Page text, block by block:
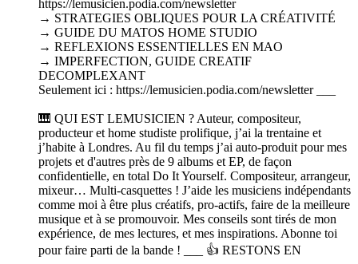
https://lemusicien.podia.com/newsletter
→ STRATEGIES OBLIQUES POUR LA CRÉATIVITÉ
→ GUIDE DU MATOS HOME STUDIO
→ REFLEXIONS ESSENTIELLES EN MAO
→ IMPERFECTION, GUIDE CREATIF
DECOMPLEXANT
Seulement ici : https://lemusicien.podia.com/newsletter ___
🎹 QUI EST LEMUSICIEN ? Auteur, compositeur,
producteur et home studiste prolifique, j’ai la trentaine et
j’habite à Londres. Au fil du temps j’ai auto-produit pour mes
projets et d'autres près de 9 albums et EP, de façon
confidentielle, en total Do It Yourself. Compositeur, arrangeur,
mixeur… Multi-casquettes ! J’aide les musiciens indépendants
comme moi à être plus créatifs, pro-actifs, faire de la meilleure
musique et à se promouvoir. Mes conseils sont tirés de mon
expérience, de mes lectures, et mes inspirations. Abonne toi
pour faire parti de la bande ! ___ 👍 RESTONS EN